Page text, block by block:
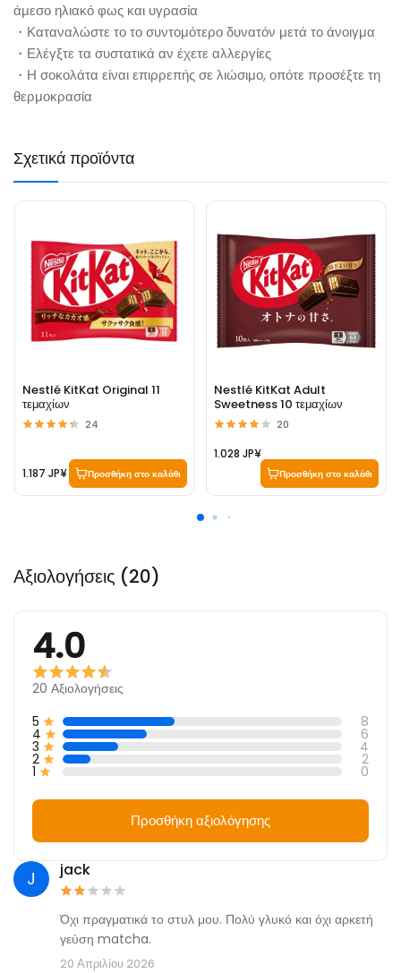
άμεσο ηλιακό φως και υγρασία
・Καταναλώστε το το συντομότερο δυνατόν μετά το άνοιγμα
・Ελέγξτε τα συστατικά αν έχετε αλλεργίες
・Η σοκολάτα είναι επιρρεπής σε λιώσιμο, οπότε προσέξτε τη
θερμοκρασία
Σχετικά προϊόντα
Nestlé KitKat Original 11
τεμαχίων
24
1.187 JP¥ Προσθήκη στο καλάθι
Nestlé KitKat Adult
Sweetness 10 τεμαχίων
20
1.028 JP¥
Προσθήκη στο καλάθι
Αξιολογήσεις (20)
4.0
20 Αξιολογήσεις
5
8
4 6
3 4
2 2
1 0
Προσθήκη αξιολόγησης
J jack
Όχι πραγματικά το στυλ μου. Πολύ γλυκό και όχι αρκετή
γεύση matcha.
20 Απριλίου 2026